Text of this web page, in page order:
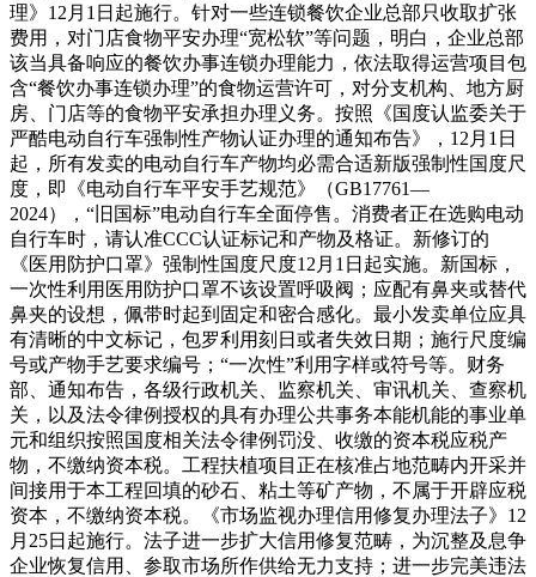
理》12月1日起施行。针对一些连锁餐饮企业总部只收取扩张
费用，对门店食物平安办理“宽松软”等问题，明白，企业总部
该当具备响应的餐饮办事连锁办理能力，依法取得运营项目包
含“餐饮办事连锁办理”的食物运营许可，对分支机构、地方厨
房、门店等的食物平安承担办理义务。按照《国度认监委关于
严酷电动自行车强制性产物认证办理的通知布告》，12月1日
起，所有发卖的电动自行车产物均必需合适新版强制性国度尺
度，即《电动自行车平安手艺规范》（GB17761—
2024），“旧国标”电动自行车全面停售。消费者正在选购电动
自行车时，请认准CCC认证标记和产物及格证。新修订的
《医用防护口罩》强制性国度尺度12月1日起实施。新国标，
一次性利用医用防护口罩不该设置呼吸阀；应配有鼻夹或替代
鼻夹的设想，佩带时起到固定和密合感化。最小发卖单位应具
有清晰的中文标记，包罗利用刻日或者失效日期；施行尺度编
号或产物手艺要求编号；“一次性”利用字样或符号等。财务
部、通知布告，各级行政机关、监察机关、审讯机关、查察机
关，以及法令律例授权的具有办理公共事务本能机能的事业单
元和组织按照国度相关法令律例罚没、收缴的资本税应税产
物，不缴纳资本税。工程扶植项目正在核准占地范畴内开采并
间接用于本工程回填的砂石、粘土等矿产物，不属于开辟应税
资本，不缴纳资本税。《市场监视办理信用修复办理法子》12
月25日起施行。法子进一步扩大信用修复范畴，为沉整及息争
企业恢复信用、参取市场所作供给无力支持；进一步完美违法